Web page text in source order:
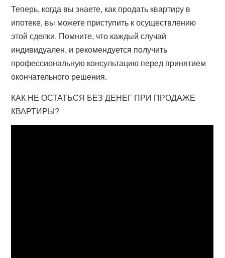
Теперь, когда вы знаете, как продать квартиру в
ипотеке, вы можете приступить к осуществлению
этой сделки. Помните, что каждый случай
индивидуален, и рекомендуется получить
профессиональную консультацию перед принятием
окончательного решения.
КАК НЕ ОСТАТЬСЯ БЕЗ ДЕНЕГ ПРИ ПРОДАЖЕ
КВАРТИРЫ?